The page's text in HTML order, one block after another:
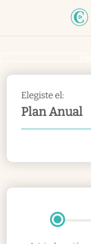
Elegiste el:
Plan Anual